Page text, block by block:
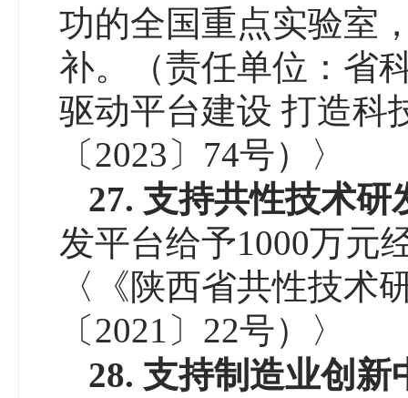
功的全国重点实验室
补。（责任单位：省
驱动平台建设 打造科
〔2023〕74号）〉
27. 支持共性技术研
发平台给予1000万元
〈《陕西省共性技术
〔2021〕22号）〉
28. 支持制造业创新